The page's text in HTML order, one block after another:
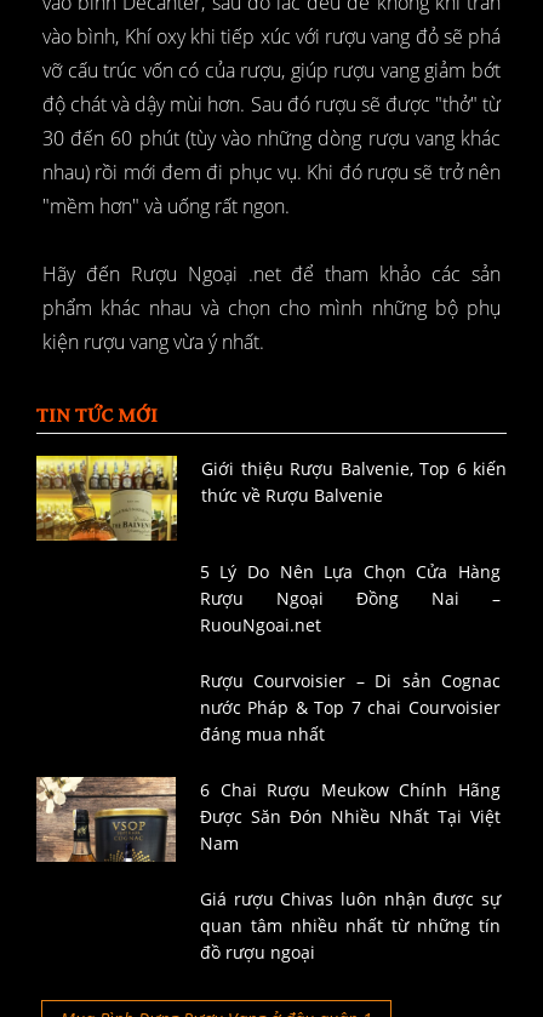
vào bình, Khí oxy khi tiếp xúc với rượu vang đỏ sẽ phá
vỡ cấu trúc vốn có của rượu, giúp rượu vang giảm bớt
độ chát và dậy mùi hơn. Sau đó rượu sẽ được "thở" từ
30 đến 60 phút (tùy vào những dòng rượu vang khác
nhau) rồi mới đem đi phục vụ. Khi đó rượu sẽ trở nên
"mềm hơn" và uống rất ngon.
Hãy đến Rượu Ngoại .net để tham khảo các sản
phẩm khác nhau và chọn cho mình những bộ phụ
kiện rượu vang vừa ý nhất.
TIN TỨC MỚI
Giới thiệu Rượu Balvenie, Top 6 kiến
thức về Rượu Balvenie
5 Lý Do Nên Lựa Chọn Cửa Hàng
Rượu Ngoại Đồng Nai –
RuouNgoai.net
Rượu Courvoisier – Di sản Cognac
nước Pháp & Top 7 chai Courvoisier
đáng mua nhất
6 Chai Rượu Meukow Chính Hãng
Được Săn Đón Nhiều Nhất Tại Việt
Nam
Giá rượu Chivas luôn nhận được sự
quan tâm nhiều nhất từ những tín
đồ rượu ngoại